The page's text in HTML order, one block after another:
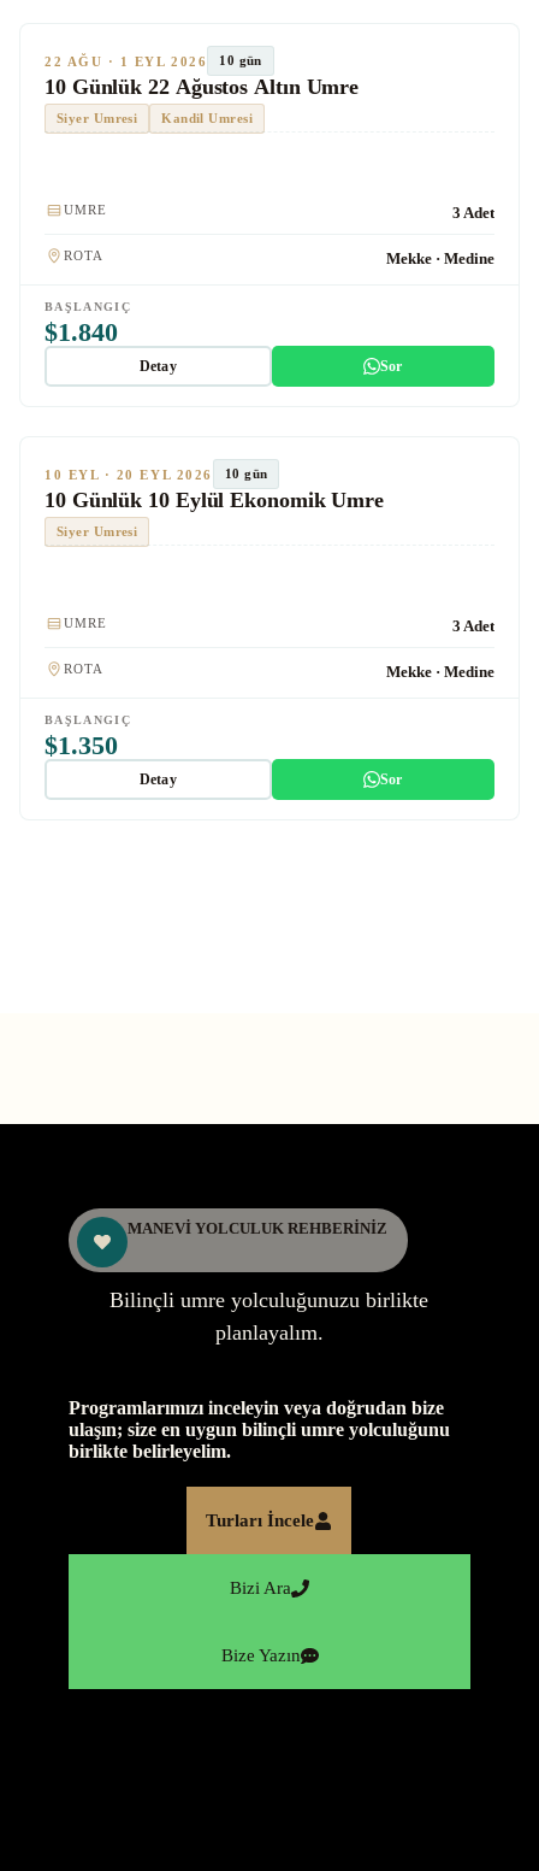
TUR #1015
22 AĞU · 1 EYL 2026 10 gün
10 Günlük 22 Ağustos Altın Umre
Siyer Umresi Kandil Umresi
UMRE 3 Adet
ROTA Mekke · Medine
BAŞLANGIÇ
$1.840
Detay Sor
10 EYL · 20 EYL 2026 10 gün
10 Günlük 10 Eylül Ekonomik Umre
Siyer Umresi
UMRE 3 Adet
ROTA Mekke · Medine
BAŞLANGIÇ
$1.350
Detay Sor
MANEVİ YOLCULUK REHBERİNİZ
Bilinçli umre yolculuğunuzu birlikte
planlayalım.
Programlarımızı inceleyin veya doğrudan bize
ulaşın; size en uygun bilinçli umre yolculuğunu
birlikte belirleyelim.
Turları İncele
Bizi Ara
Bize Yazın